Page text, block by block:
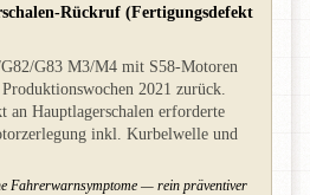
Rückruf (Fertigungsdefekt
G83 M3/M4 mit S58-Motoren
2021 zurück.
an Hauptlagerschalen erforderte
inkl. Kurbelwelle und
Fahrerwarnsymptome — rein präventiver